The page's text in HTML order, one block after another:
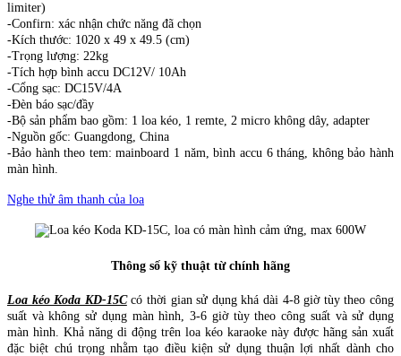
limiter)
-Confirn: xác nhận chức năng đã chọn
-Kích thước: 1020 x 49 x 49.5 (cm)
-Trọng lượng: 22kg
-Tích hợp bình accu DC12V/ 10Ah
-Cổng sạc: DC15V/4A
-Đèn báo sạc/đầy
-Bộ sản phẩm bao gồm: 1 loa kéo, 1 remte, 2 micro không dây, adapter
-Nguồn gốc: Guangdong, China
-Bảo hành theo tem: mainboard 1 năm, bình accu 6 tháng, không bảo hành
màn hình.
Nghe thử âm thanh của loa
Thông số kỹ thuật từ chính hãng
Loa kéo Koda KD-15Ccó thời gian sử dụng khá dài 4-8 giờ tùy theo công
suất và không sử dụng màn hình, 3-6 giờ tùy theo công suất và sử dụng
màn hình. Khả năng di động trên loa kéo karaoke này được hãng sản xuất
đặc biệt chú trọng nhằm tạo điều kiện sử dụng thuận lợi nhất dành cho